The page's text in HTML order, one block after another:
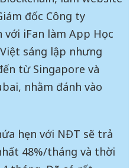
đốc Công ty
với iFan làm App Học
sáng lập nhưng
từ Singapore và
nhằm đánh vào
hẹn với NĐT sẽ trả
48%/tháng và thời